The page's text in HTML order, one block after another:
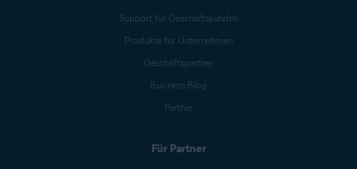
Support für Geschäftskunden
Produkte für Unternehmen
Geschäftspartner
Business-Blog
Partner
Für Partner